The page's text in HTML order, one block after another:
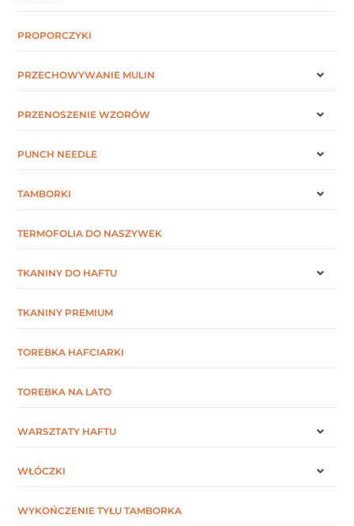
PROPORCZYKI
PRZECHOWYWANIE MULIN
PRZENOSZENIE WZORÓW
PUNCH NEEDLE
TAMBORKI
TERMOFOLIA DO NASZYWEK
TKANINY DO HAFTU
TKANINY PREMIUM
TOREBKA HAFCIARKI
TOREBKA NA LATO
WARSZTATY HAFTU
WŁÓCZKI
WYKOŃCZENIE TYŁU TAMBORKA